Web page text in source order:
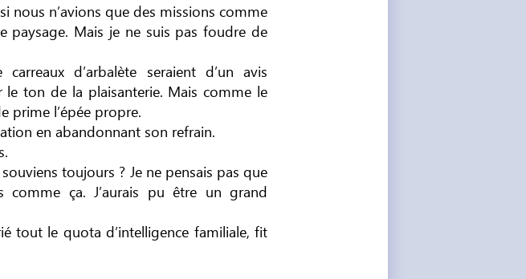
nous n’avions que des missions comme
paysage. Mais je ne suis pas foudre de
d’arbalète seraient d’un avis
ton de la plaisanterie. Mais comme le
prime l’épée propre.
en abandonnant son refrain.
toujours ? Je ne pensais pas que
comme ça. J’aurais pu être un grand
tout le quota d’intelligence familiale, fit